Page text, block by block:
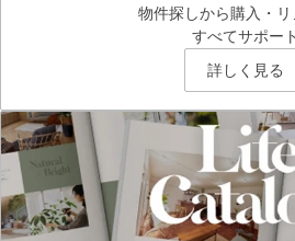
物件探しから購入・
すべてサポート
詳しく見る